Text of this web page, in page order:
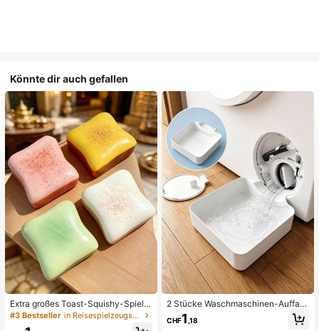
Könnte dir auch gefallen
Extra großes Toast-Squishy-Spielz
eug, superweiches Buttertoast-Stre
ssabbau-Drückspielzeug, erhältlich
#3 Bestseller in Reisespielzeugset Quetschspielzeug für Teenager
2 Stücke Waschmaschinen-Auffan
gwanne Tropfschale, wasserdichte
Bodenschutzmatte für Waschraum,
CHF1 ,18